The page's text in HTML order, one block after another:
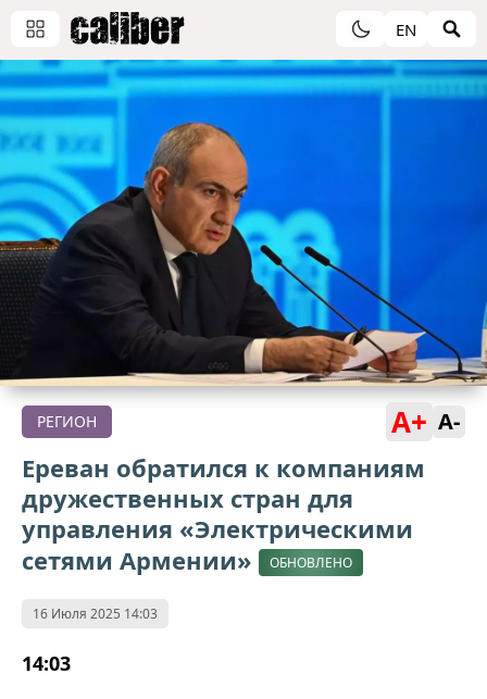
EN
РЕГИОН A+ A-
Ереван обратился к компаниям
дружественных стран для
управления «Электрическими
сетями Армении»
ОБНОВЛЕНО
16 Июля 2025 14:03
14:03